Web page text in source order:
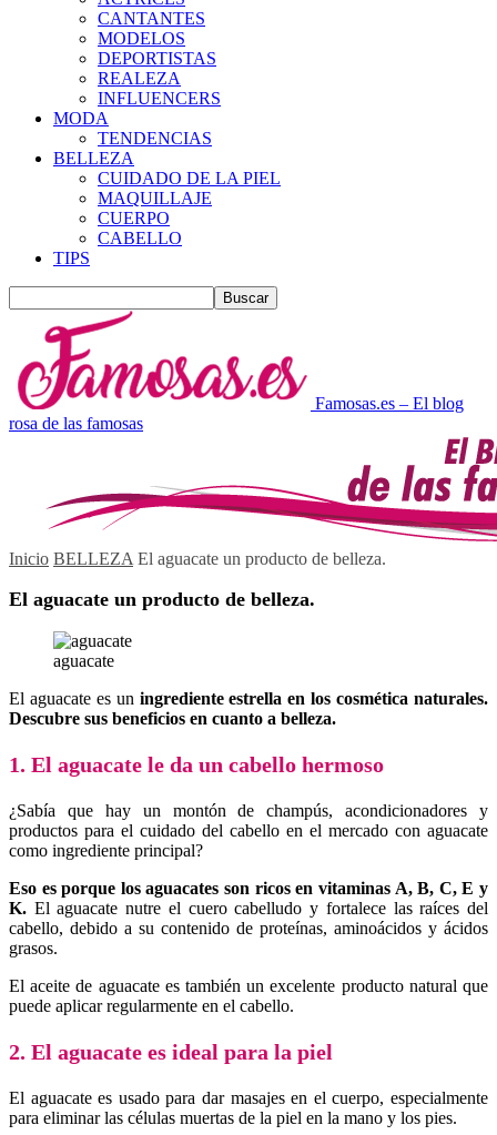
CANTANTES
MODELOS
DEPORTISTAS
REALEZA
INFLUENCERS
MODA
TENDENCIAS
BELLEZA
CUIDADO DE LA PIEL
MAQUILLAJE
CUERPO
CABELLO
TIPS
Famosas.es – El blog
rosa de las famosas
Inicio BELLEZA El aguacate un producto de belleza.
El aguacate un producto de belleza.
aguacate
El aguacate es un ingrediente estrella en los cosmética naturales.
Descubre sus beneficios en cuanto a belleza.
1. El aguacate le da un cabello hermoso
¿Sabía que hay un montón de champús, acondicionadores y
productos para el cuidado del cabello en el mercado con aguacate
como ingrediente principal?
Eso es porque los aguacates son ricos en vitaminas A, B, C, E y
K. El aguacate nutre el cuero cabelludo y fortalece las raíces del
cabello, debido a su contenido de proteínas, aminoácidos y ácidos
grasos.
El aceite de aguacate es también un excelente producto natural que
puede aplicar regularmente en el cabello.
2. El aguacate es ideal para la piel
El aguacate es usado para dar masajes en el cuerpo, especialmente
para eliminar las células muertas de la piel en la mano y los pies.